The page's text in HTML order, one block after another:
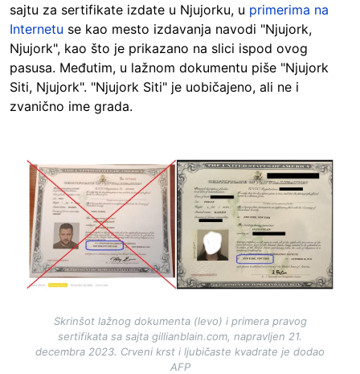
sajtu za sertifikate izdate u Njujorku, u primerima na
Internetu se kao mesto izdavanja navodi "Njujork,
Njujork", kao što je prikazano na slici ispod ovog
pasusa. Međutim, u lažnom dokumentu piše "Njujork
Siti, Njujork". "Njujork Siti" je uobičajeno, ali ne i
zvanično ime grada.
Image
Skrinšot lažnog dokumenta (levo) i primera pravog
sertifikata sa sajta gillianblain.com, napravljen 21.
decembra 2023. Crveni krst i ljubičaste kvadrate je dodao
AFP